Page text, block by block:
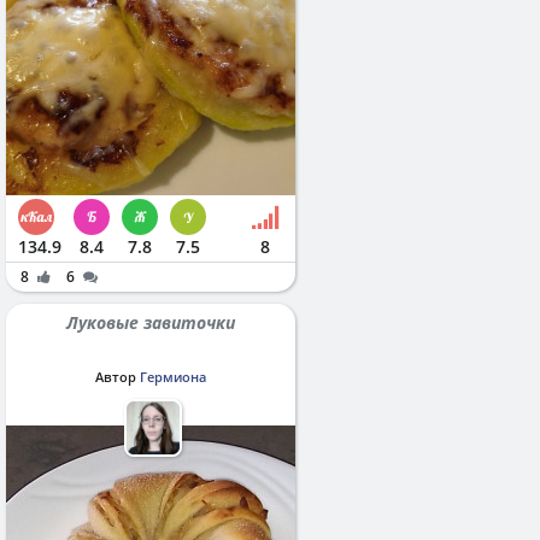
134.9 8.4 7.8 7.5 8
8 6
Луковые завиточки
Автор Гермиона